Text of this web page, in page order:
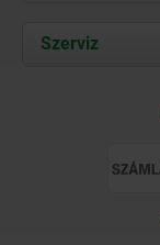
Kapcsolat
Documents
Szerviz